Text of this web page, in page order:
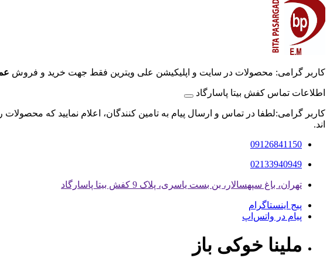
کاربر گرامی: محصولات در سایت و اپلیکیشن علی ویترین فقط جهت خرید و فروش
اطلاعات تماس کفش بیتا پاسارگاد
کاربر گرامی:لطفا در تماس و ارسال پیام به تامین کنندگان، اعلام نمایید که
اند.
09126841150
02133940949
تهران، باغ سپهسالار، بن بست یاسری، پلاک 9 کفش بیتا پاسارگاد
پیج اینستاگرام
پیام در واتس‌اپ
ملینا خوکی باز